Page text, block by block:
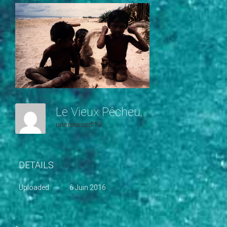
c
i
p
a
Le Vieux Pêcheur Et La Mer
unemaisodl13
DETAILS
Uploaded 6 Juin 2016